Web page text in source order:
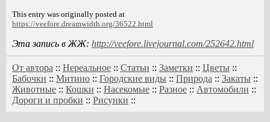
This entry was originally posted at
https://veefore.dreamwidth.org/36522.html
Эта запись в ЖЖ: http://veefore.livejournal.com/252642.html
От автора :: Нереальное :: Статьи :: Заметки :: Цветы ::
Бабочки :: Митино :: Городские виды :: Природа :: Закаты ::
Животные :: Кошки :: Насекомые :: Разное :: Автомобили ::
Дороги и пробки :: Рисунки ::